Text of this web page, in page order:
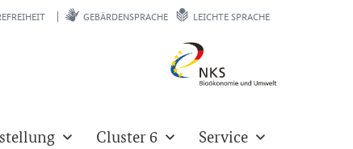
GEBÄRDENSPRACHE LEICHTE SPRACHE
Cluster 6 Service